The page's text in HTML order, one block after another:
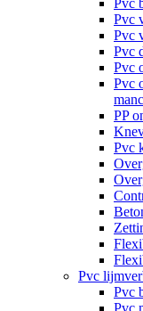
Pvc
Pvc
Pvc
Pvc
Pvc
Pvc
PP
Pvc
Pvc
Pvc
Pvc